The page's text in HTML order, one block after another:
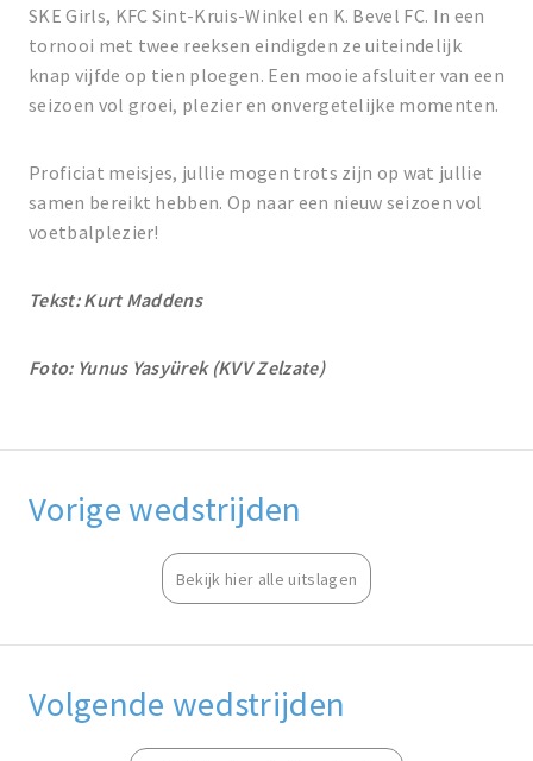
SKE Girls, KFC Sint-Kruis-Winkel en K. Bevel FC. In een
tornooi met twee reeksen eindigden ze uiteindelijk
knap vijfde op tien ploegen. Een mooie afsluiter van een
seizoen vol groei, plezier en onvergetelijke momenten.
Proficiat meisjes, jullie mogen trots zijn op wat jullie
samen bereikt hebben. Op naar een nieuw seizoen vol
voetbalplezier!
Tekst: Kurt Maddens
Foto: Yunus Yasyürek (KVV Zelzate)
Vorige wedstrijden
Bekijk hier alle uitslagen
Volgende wedstrijden